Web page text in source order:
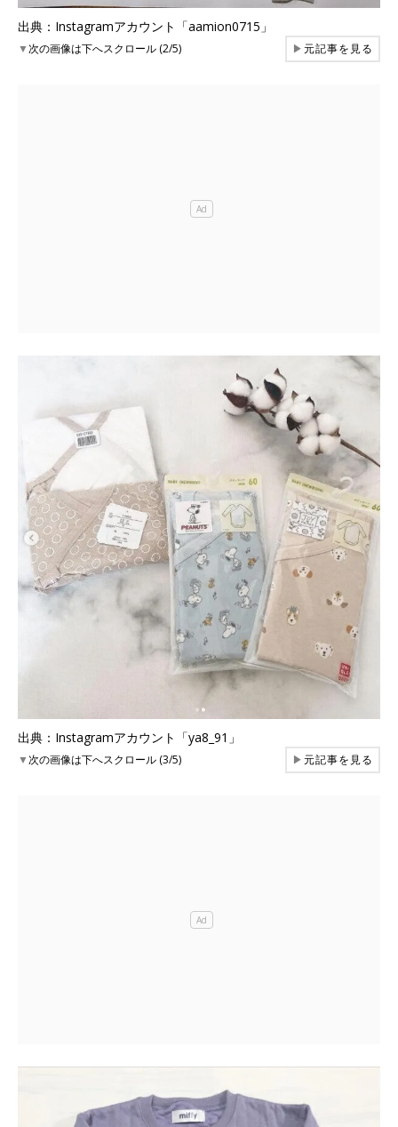
出典：Instagramアカウント「aamion0715」
▼次の画像は下へスクロール (2/5) ▶元記事を見る
出典：Instagramアカウント「ya8_91」
▼次の画像は下へスクロール (3/5) ▶元記事を見る